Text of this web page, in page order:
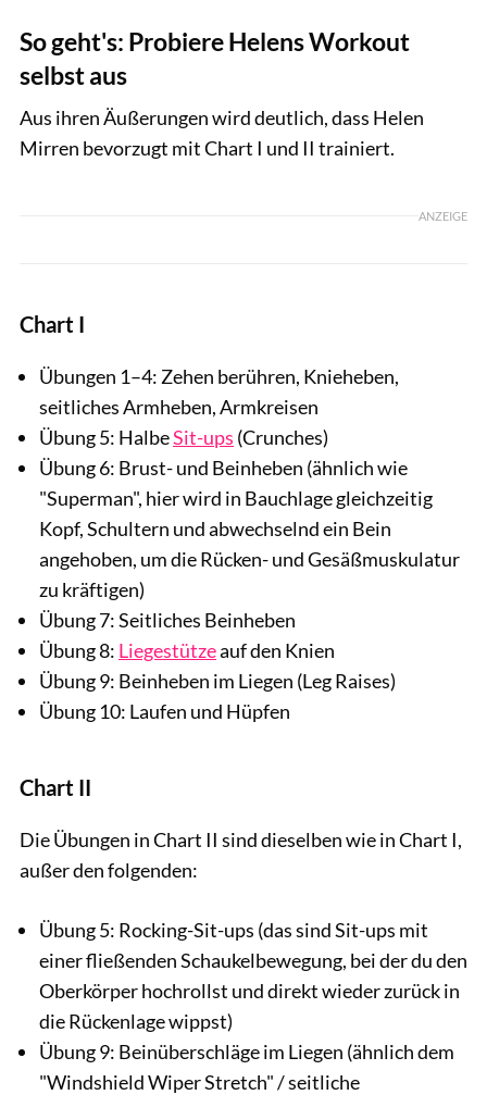
So geht's: Probiere Helens Workout
selbst aus
Aus ihren Äußerungen wird deutlich, dass Helen
Mirren bevorzugt mit Chart I und II trainiert.
ANZEIGE
Chart I
Übungen 1–4: Zehen berühren, Knieheben,
seitliches Armheben, Armkreisen
Übung 5: HalbeSit-ups (Crunches)
Übung 6: Brust- und Beinheben (ähnlich wie
"Superman", hier wird in Bauchlage gleichzeitig
Kopf, Schultern und abwechselnd ein Bein
angehoben, um die Rücken- und Gesäßmuskulatur
zu kräftigen)
Übung 7: Seitliches Beinheben
Übung 8: Liegestützeauf den Knien
Übung 9: Beinheben im Liegen (Leg Raises)
Übung 10: Laufen und Hüpfen
Chart II
Die Übungen in Chart II sind dieselben wie in Chart I,
außer den folgenden:
Übung 5: Rocking-Sit-ups (das sind Sit-ups mit
einer fließenden Schaukelbewegung, bei der du den
Oberkörper hochrollst und direkt wieder zurück in
die Rückenlage wippst)
Übung 9: Beinüberschläge im Liegen (ähnlich dem
"Windshield Wiper Stretch" / seitliche